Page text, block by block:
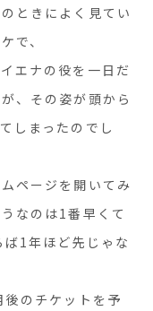
ときによく見てい
で、
エナの役を一日だ
、その姿が頭から
しまったのでし
ページを開いてみ
なのは1番早くて
1年ほど先じゃな
のチケットを予